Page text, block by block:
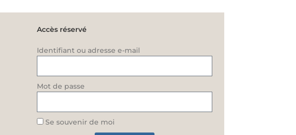
Accès réservé
Identifiant ou adresse e-mail
Mot de passe
Se souvenir de moi